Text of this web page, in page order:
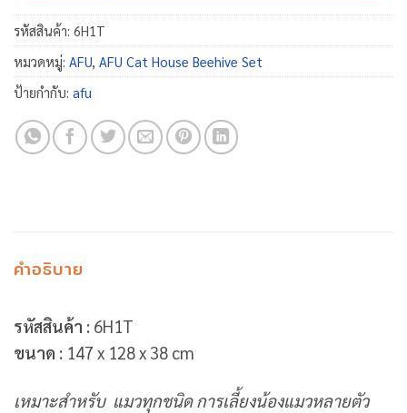
รหัสสินค้า: 6H1T
หมวดหมู่: AFU AFU Cat House Beehive Set
ป้ายกำกับ: afu
คำอธิบาย
รหัสสินค้า : 6H1T
ขนาด : 147 x 128 x 38 cm
เหมาะสำหรับ แมวทุกชนิด การเลี้ยงน้องแมวหลายตัว